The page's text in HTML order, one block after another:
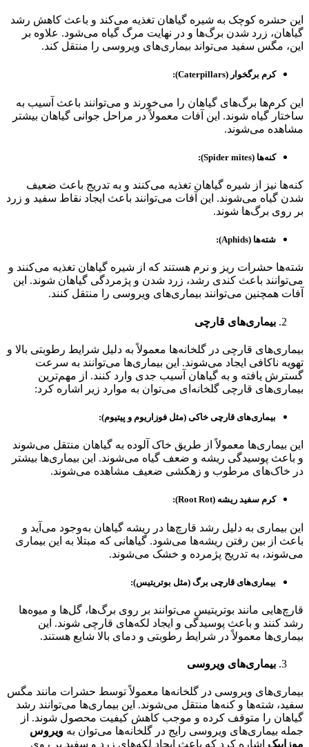
این حشره کوچک به شیره گیاهان تغذیه می‌کند و باعث کاهش رشد
گیاهان، زرد شدن برگ‌ها و در نهایت مرگ گیاه می‌شود. علاوه بر
این، مگس سفید می‌تواند بیماری‌های ویروسی را منتقل کند.
کرم برگخوار (Caterpillars):
این کرم‌ها برگ‌های گیاهان را می‌خورند و می‌توانند باعث آسیب به
ساختار گیاه شوند. این آفات معمولاً در مراحل جوانی گیاهان بیشتر
مشاهده می‌شوند.
کنه‌ها (Spider mites):
کنه‌ها نیز از شیره گیاهان تغذیه می‌کنند و به تدریج باعث ضعیف
شدن گیاه می‌شوند. این آفات می‌توانند باعث ایجاد نقاط سفید و زرد
بر روی برگ‌ها شوند.
شته‌ها (Aphids):
شته‌ها حشرات ریز و نرم هستند که از شیره گیاهان تغذیه می‌کنند و
می‌توانند باعث کندی رشد، زرد شدن و پژمردگی گیاهان شوند. این
آفات همچنین می‌توانند بیماری‌های ویروسی را منتقل کنند.
بیماری‌های قارچی
بیماری‌های قارچی در گلخانه‌ها معمولاً به دلیل شرایط رطوبتی بالا و
تهویه ناکافی ایجاد می‌شوند. این بیماری‌ها می‌توانند به سرعت
گسترش یافته و به گیاهان آسیب جدی وارد کنند. از مهم‌ترین
بیماری‌های قارچی گلخانه‌ای می‌توان به موارد زیر اشاره کرد:
بیماری‌های قارچی خاکی (مثل فوزاریوم و پیتیوم):
این بیماری‌ها معمولاً از طریق خاک آلوده به گیاهان منتقل می‌شوند
و باعث پوسیدگی ریشه و ضعف گیاه می‌شوند. این بیماری‌ها بیشتر
در خاک‌های مرطوب و زهکشی ضعیف مشاهده می‌شوند.
کرم سفید ریشه (Root Rot):
این بیماری به دلیل رشد قارچ‌ها در ریشه گیاهان به‌وجود می‌آید و
باعث از بین رفتن ریشه‌ها می‌شود. گیاهانی که مبتلا به این بیماری
می‌شوند، به تدریج پژمرده و خشک می‌شوند.
بیماری‌های قارچی برگ (مثل بوتریتیس):
قارچ‌هایی مانند بوتریتیس می‌توانند بر روی برگ‌ها، گل‌ها و میوه‌ها
رشد کنند و باعث پوسیدگی و ایجاد لکه‌های قارچی شوند. این
بیماری‌ها معمولاً در شرایط رطوبتی و دمای بالا شایع هستند.
بیماری‌های ویروسی
بیماری‌های ویروسی در گلخانه‌ها معمولاً توسط حشرات مانند مگس
سفید، شته‌ها و کنه‌ها منتقل می‌شوند. این بیماری‌ها می‌توانند رشد
گیاهان را متوقف کرده و موجب کاهش کیفیت محصول شوند. از
جمله بیماری‌های ویروسی رایج در گلخانه‌ها می‌توان به ویروس
موزاییک اشاره کرد که باعث ایجاد لکه‌های زرد و سفید بر روی